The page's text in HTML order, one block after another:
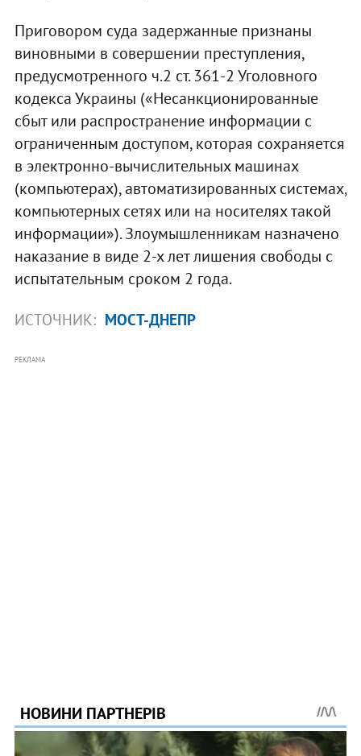
Приговором суда задержанные признаны
виновными в совершении преступления,
предусмотренного ч.2 ст. 361-2 Уголовного
кодекса Украины («Несанкционированные
сбыт или распространение информации с
ограниченным доступом, которая сохраняется
в электронно-вычислительных машинах
(компьютерах), автоматизированных системах,
компьютерных сетях или на носителях такой
информации»). Злоумышленникам назначено
наказание в виде 2-х лет лишения свободы с
испытательным сроком 2 года.
ИСТОЧНИК: МОСТ-ДНЕПР
РЕКЛАМА